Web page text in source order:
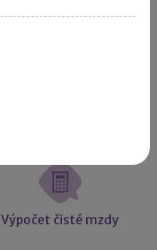
Výpočet čisté mzdy